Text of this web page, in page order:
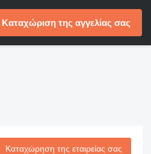
Καταχώριση της αγγελίας σας
Καταχώρηση της εταιρείας σας